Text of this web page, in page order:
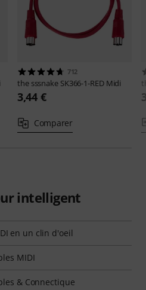
712
the sssnake SK366-1-RED Midi
3,44 €
Comparer
intelligent
en un clin d'oeil
MIDI
& Connectique